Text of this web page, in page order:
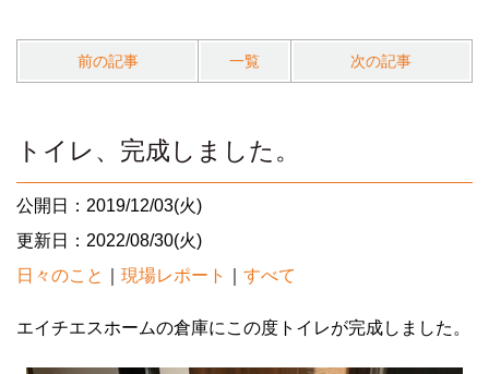
前の記事 一覧 次の記事
トイレ、完成しました。
公開日：2019/12/03(火)
更新日：2022/08/30(火)
日々のこと
現場レポート すべて
エイチエスホームの倉庫にこの度トイレが完成しました。